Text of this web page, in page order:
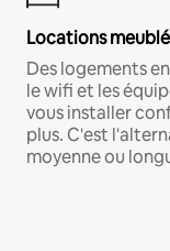
Locations
Des logements
le wifi et les
vous installer
plus. C'est
moyenne ou